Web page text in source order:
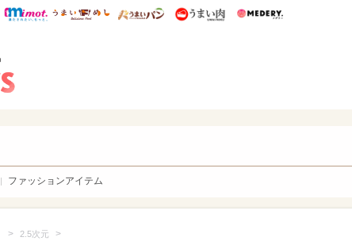
ウレぴあ総研 ディズニー特集
mimot. うまいめし うまいパン うまい肉
ファッションアイテム
> 2.5次元 >